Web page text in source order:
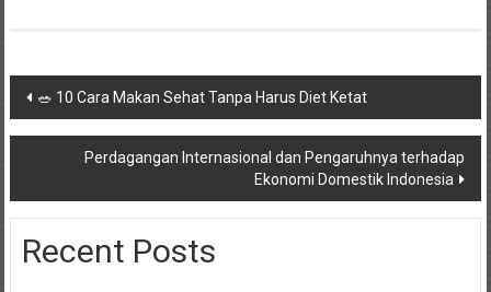
Navigasi
pos
🥗 10 Cara Makan Sehat Tanpa Harus Diet Ketat
Perdagangan Internasional dan Pengaruhnya terhadap
Ekonomi Domestik Indonesia
Recent Posts